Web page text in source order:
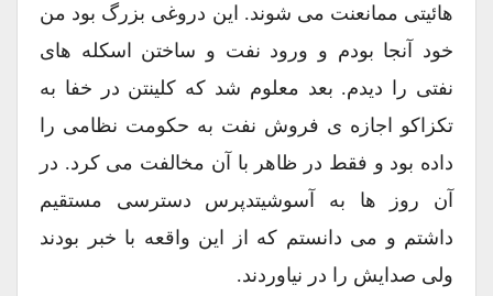
هائیتی ممانعنت می شوند. این دروغی بزرگ بود من
خود آنجا بودم و ورود نفت و ساختن اسکله های
نفتی را دیدم. بعد معلوم شد که کلینتن در خفا به
تکزاکو اجازه ی فروش نفت به حکومت نظامی را
داده بود و فقط در ظاهر با آن مخالفت می کرد. در
آن روز ها به آسوشیتدپرس دسترسی مستقیم
داشتم و می دانستم که از این واقعه با خبر بودند
ولی صدایش را در نیاوردند.